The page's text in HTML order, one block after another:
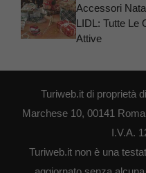
Accessori
LIDL: Tutte Le
Attive
Turiweb.it di proprietà
Marchese 10, 00141
I.V.A.
Turiweb.it non è una